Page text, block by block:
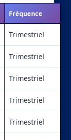
Fréquence
Trimestriel
Trimestriel
Trimestriel
Trimestriel
Trimestriel